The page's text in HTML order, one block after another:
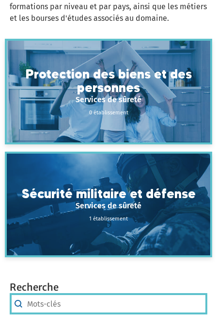
formations par niveau et par pays, ainsi que les métiers
et les bourses d'études associés au domaine.
Protection des biens et des
personnes
Services de sûreté
0 établissement
Sécurité militaire et défense
Services de sûreté
1 établissement
Recherche
Recherche
Recherche